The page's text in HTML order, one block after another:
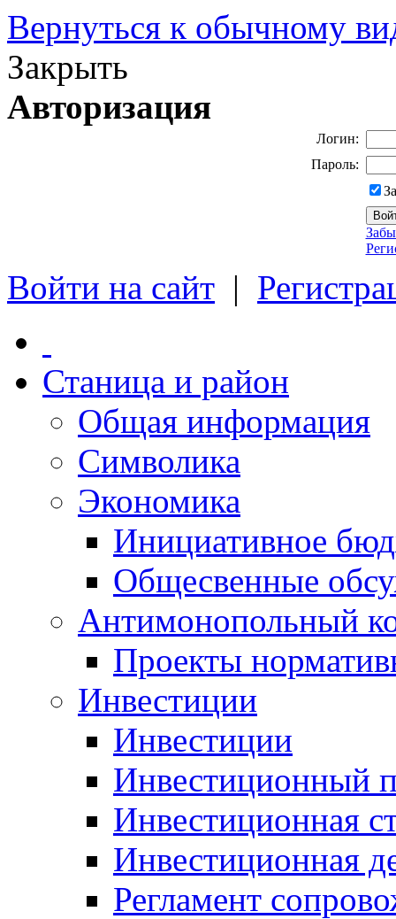
Вернуться к обычному
Закрыть
Авторизация
Логин:
Пароль:
Войти на сайт |
Станица и район
Общая информация
Символика
Экономика
Инициативное
Общесвенные
Антимонопольный
Проекты
Инвестиции
Инвестиции
Инвестиционный
Инвестиционная
Инвестиционная
Регламент